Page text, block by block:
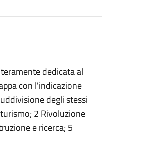
dedicata al
con l'indicazione
degli stessi
2 Rivoluzione
e ricerca; 5